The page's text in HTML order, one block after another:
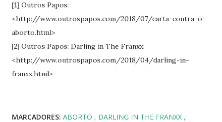
[1] Outros Papos:
<http://www.outrospapos.com/2018/07/carta-contra-o-
aborto.html>
[2] Outros Papos: Darling in The Franxx:
<http://www.outrospapos.com/2018/04/darling-in-
franxx.html>
MARCADORES: ABORTO
DARLING IN THE FRANXX